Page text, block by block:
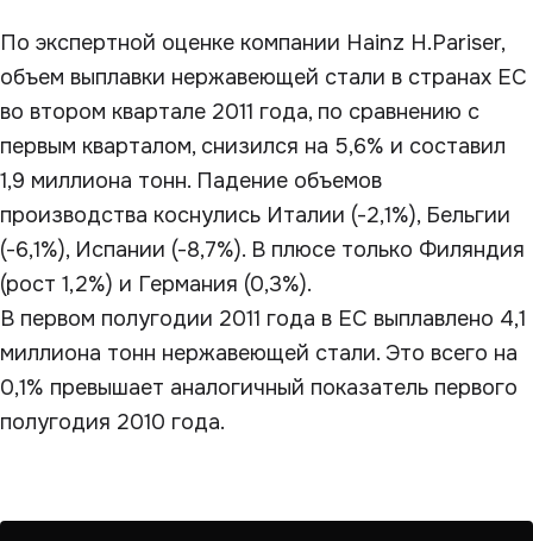
По экспертной оценке компании Hainz H.Pariser,
объем выплавки нержавеющей стали в странах ЕС
во втором квартале 2011 года, по сравнению с
первым кварталом, снизился на 5,6% и составил
1,9 миллиона тонн. Падение объемов
производства коснулись Италии (-2,1%), Бельгии
(-6,1%), Испании (-8,7%). В плюсе только Филяндия
(рост 1,2%) и Германия (0,3%).
В первом полугодии 2011 года в ЕС выплавлено 4,1
миллиона тонн нержавеющей стали. Это всего на
0,1% превышает аналогичный показатель первого
полугодия 2010 года.